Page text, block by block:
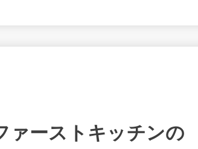
ァーストキッチンの